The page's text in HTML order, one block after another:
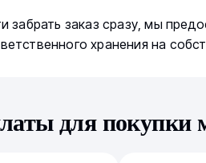
забрать заказ сразу, мы
хранения на
для покупки